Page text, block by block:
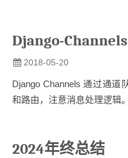
Django-Channels
2018-05-20
Django Channels 通过通道
和路由，注意消息处理逻辑。
2024年终总结